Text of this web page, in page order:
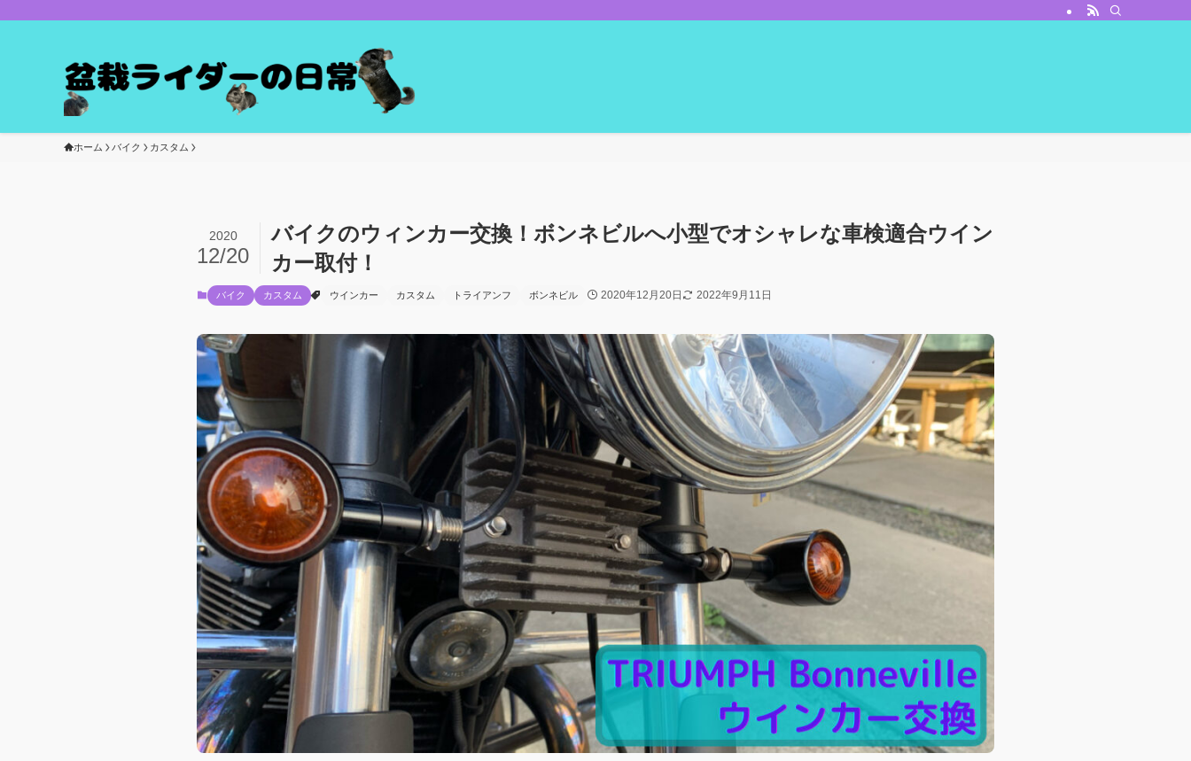
ホーム バイク カスタム
バイクのウィンカー交換！ボンネビルへ小型でオシャレな車検適合ウイン
カー取付！
2020
12/20
バイク カスタム ウインカー カスタム トライアンフ ボンネビル 2020年12月20日 2022年9月11日